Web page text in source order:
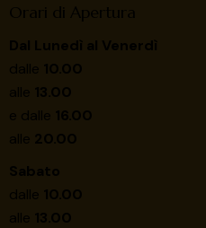
Orari di Apertura
Dal Lunedì al Venerdì
dalle 10.00
alle 13.00
e dalle 16.00
alle 20.00
Sabato
dalle 10.00
alle 13.00